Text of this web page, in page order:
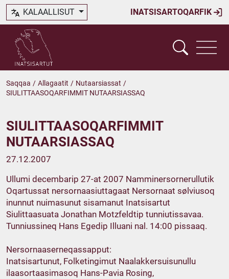
INATSISARTOQARFIK
KALAALLISUT
Saqqaa / Allagaatit / Nutaarsiassat /
SIULITTAASOQARFIMMIT NUTAARSIASSAQ
SIULITTAASOQARFIMMIT
NUTAARSIASSAQ
27.12.2007
Ullumi decembarip 27-at 2007 Namminersornerullutik
Oqartussat nersornaasiuttagaat Nersornaat sølviusoq
inunnut nuimasunut sisamanut Inatsisartut
Siulittaasuata Jonathan Motzfeldtip tunniutissavaa.
Tunniussineq Hans Egedip Illuani nal. 14:00 pissaaq.
Nersornaaserneqassapput:
Inatsisartunut, Folketingimut Naalakkersuisunullu
ilaasortaasimasoq Hans-Pavia Rosing,